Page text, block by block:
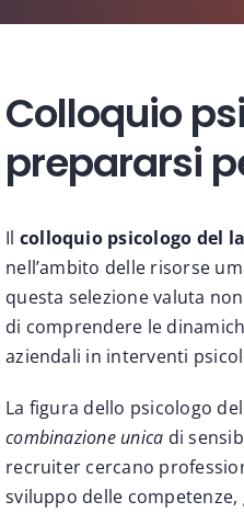
Colloquio
prepararsi
Il colloquio psicologo del
nell’ambito delle risorse
questa selezione valuta
di comprendere le
aziendali in interventi
La figura dello psicologo
combinazione unica di
recruiter cercano
sviluppo delle